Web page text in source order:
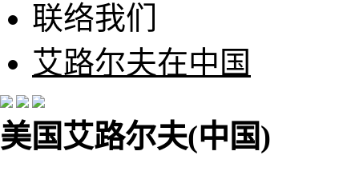
联络我们
艾路尔夫在中国
美国艾路尔夫(中国)